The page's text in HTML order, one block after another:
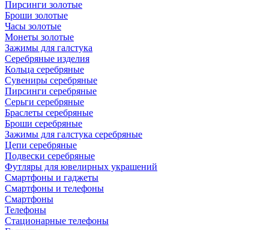
Пирсинги золотые
Броши золотые
Часы золотые
Монеты золотые
Зажимы для галстука
Серебряные изделия
Кольца серебряные
Сувениры серебряные
Пирсинги серебряные
Серьги серебряные
Браслеты серебряные
Броши серебряные
Зажимы для галстука серебряные
Цепи серебряные
Подвески серебряные
Футляры для ювелирных украшений
Смартфоны и гаджеты
Смартфоны и телефоны
Смартфоны
Телефоны
Стационарные телефоны